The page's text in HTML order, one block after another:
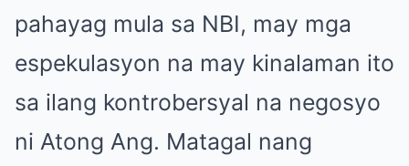
pahayag mula sa NBI, may mga
espekulasyon na may kinalaman ito
sa ilang kontrobersyal na negosyo
ni Atong Ang. Matagal nang